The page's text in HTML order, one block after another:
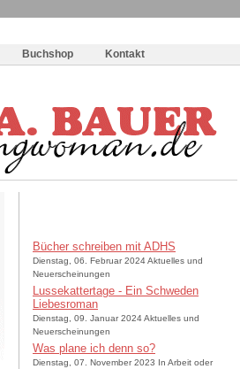
Buchshop Kontakt
Bücher schreiben mit ADHS
Dienstag, 06. Februar 2024 Aktuelles und
Neuerscheinungen
Lussekattertage - Ein Schweden
Liebesroman
Dienstag, 09. Januar 2024 Aktuelles und
Neuerscheinungen
Was plane ich denn so?
Dienstag, 07. November 2023 In Arbeit oder